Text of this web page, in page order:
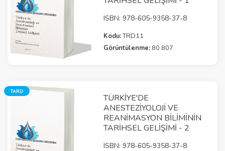
ISBN: 978-605-9358-37-8
Kodu:TRD11
Görüntülenme: 80.807
TARD
TÜRKIYE'DE
ANESTEZIYOLOJI VE
REANIMASYON BILIMININ
TARIHSEL GELIŞIMI - 2
ISBN: 978-605-9358-37-8